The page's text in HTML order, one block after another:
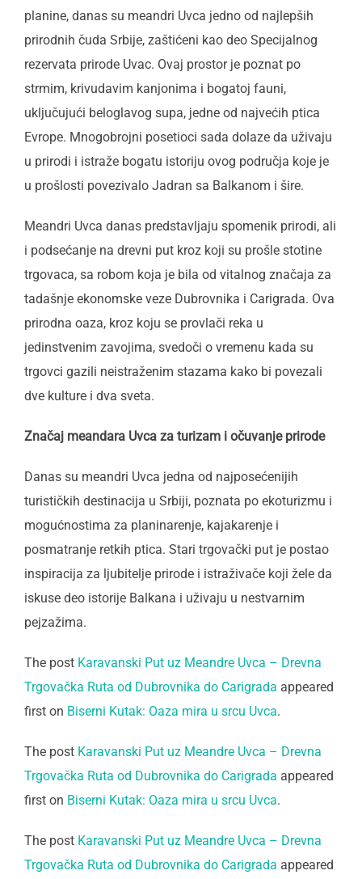
planine, danas su meandri Uvca jedno od najlepših
prirodnih čuda Srbije, zaštićeni kao deo Specijalnog
rezervata prirode Uvac. Ovaj prostor je poznat po
strmim, krivudavim kanjonima i bogatoj fauni,
uključujući beloglavog supa, jedne od najvećih ptica
Evrope. Mnogobrojni posetioci sada dolaze da uživaju
u prirodi i istraže bogatu istoriju ovog područja koje je
u prošlosti povezivalo Jadran sa Balkanom i šire.
Meandri Uvca danas predstavljaju spomenik prirodi, ali
i podsećanje na drevni put kroz koji su prošle stotine
trgovaca, sa robom koja je bila od vitalnog značaja za
tadašnje ekonomske veze Dubrovnika i Carigrada. Ova
prirodna oaza, kroz koju se provlači reka u
jedinstvenim zavojima, svedoči o vremenu kada su
trgovci gazili neistraženim stazama kako bi povezali
dve kulture i dva sveta.
Značaj meandara Uvca za turizam i očuvanje prirode
Danas su meandri Uvca jedna od najposećenijih
turističkih destinacija u Srbiji, poznata po ekoturizmu i
mogućnostima za planinarenje, kajakarenje i
posmatranje retkih ptica. Stari trgovački put je postao
inspiracija za ljubitelje prirode i istraživače koji žele da
iskuse deo istorije Balkana i uživaju u nestvarnim
pejzažima.
The post Karavanski Put uz Meandre Uvca – Drevna
Trgovačka Ruta od Dubrovnika do Carigrada appeared
first on Biserni Kutak: Oaza mira u srcu Uvca.
The post Karavanski Put uz Meandre Uvca – Drevna
Trgovačka Ruta od Dubrovnika do Carigrada appeared
first on Biserni Kutak: Oaza mira u srcu Uvca.
The post Karavanski Put uz Meandre Uvca – Drevna
Trgovačka Ruta od Dubrovnika do Carigrada appeared